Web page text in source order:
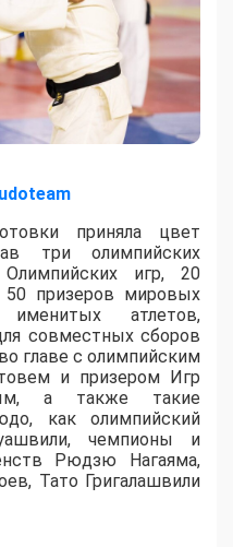
приняла цвет
три олимпийских
игр, 20
призеров мировых
атлетов,
совместных сборов
главе с олимпийским
и призером Игр
а также такие
как олимпийский
чемпионы и
Рюдзю Нагаяма,
Тато Григалашвили